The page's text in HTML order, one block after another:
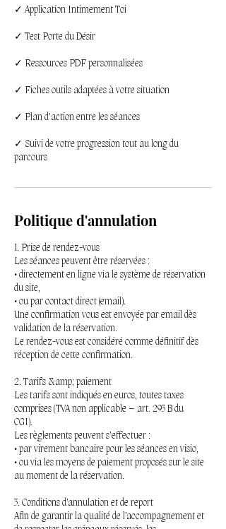
✓ Application Intimement Toi
✓ Test Porte du Désir
✓ Ressources PDF personnalisées
✓ Fiches outils adaptées à votre situation
✓ Plan d'action entre les séances
✓ Suivi de votre progression tout au long du
parcours
Politique d'annulation
1. Prise de rendez-vous
Les séances peuvent être réservées :
• directement en ligne via le système de réservation
du site,
• ou par contact direct (email).
Une confirmation vous est envoyée par email dès
validation de la réservation.
Le rendez-vous est considéré comme définitif dès
réception de cette confirmation.
2. Tarifs &amp; paiement
Les tarifs sont indiqués en euros, toutes taxes
comprises (TVA non applicable – art. 293 B du
CGI).
Les règlements peuvent s’effectuer :
• par virement bancaire pour les séances en visio,
• ou via les moyens de paiement proposés sur le site
au moment de la réservation.
3. Conditions d’annulation et de report
Afin de garantir la qualité de l’accompagnement et